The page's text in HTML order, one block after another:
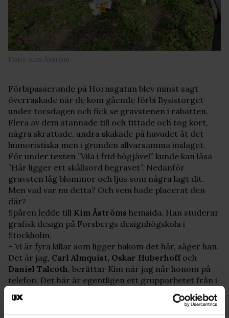
Foto: Kim Åström
Förbipasserande på Hornsgatan blev minst sagt
överraskade när de kom gående förbi Bysistorget
under torsdagen och fick se gravstenen i rabatten.
Flera av dem stannade till och tittade och tog kort,
några skrattade, andra skakade på huvudet åt det
humoristiska men i grunden allvarsamma inslaget.
För under texten ”Vila i frid bögjävel” kunde kan läsa
”Här ligger ett skällsord begravet”. Nedanför
gravsten låg blommor och ljus som några lagt dit.
Men vad var nu detta? Och vem hade placerat den
där?
Spåren ledde till Kim Åströms hemsida. Han studerar
grafisk design på Forsbergs designhögskola i
Stockholm.
– Vi är fyra killar som ligger bakom det här, säger han.
Det är jag, Carl Almquist, Oskar Huberhoff och
Daniel Talcoth, berättar Kim när jag når honom på
telefon. Det här är egentligen ett grupparbetet från i
fjol, men nu har vi gjort en snyggare gravsten.
Hur kom det sig att ni tog fram den här
gravstenen?